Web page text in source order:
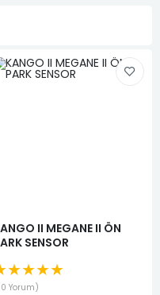
II MEGANE II ÖN
SENSOR
0 Yorum